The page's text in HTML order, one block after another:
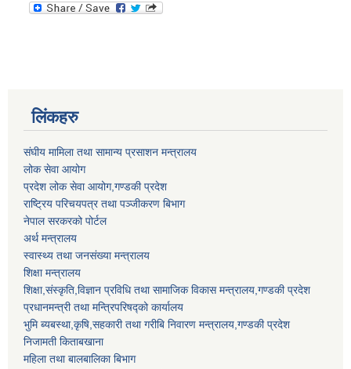
लिंकहरु
संघीय मामिला तथा सामान्य प्रसाशन मन्त्रालय
लोक सेवा आयोग
प्रदेश लोक सेवा आयोग,गण्डकी प्रदेश
राष्ट्रिय परिचयपत्र तथा पञ्जीकरण बिभाग
नेपाल सरकरको पोर्टल
अर्थ मन्त्रालय
स्वास्थ्य तथा जनसंख्या मन्त्रालय
शिक्षा मन्त्रालय
शिक्षा,संस्कृति,विज्ञान प्रविधि तथा सामाजिक विकास मन्त्रालय,गण्डकी प्रदेश
प्रधानमन्त्री तथा मन्त्रिपरिषद्को कार्यालय
भुमि ब्यबस्था,कृषि,सहकारी तथा गरीबि निवारण मन्त्रालय,गण्डकी प्रदेश
निजामती किताबखाना
महिला तथा बालबालिका बिभाग